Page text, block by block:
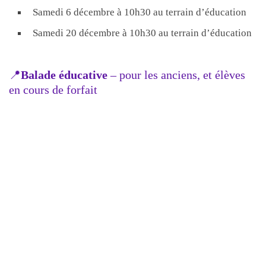
Samedi 6 décembre à 10h30 au terrain d’éducation
Samedi 20 décembre à 10h30 au terrain d’éducation
📍Balade éducative– pour les anciens, et élèves
en cours de forfait